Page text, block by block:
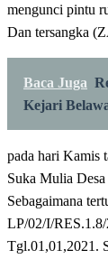
mengunci pintu
Dan tersangka
Baca Juga
Kejari
pada hari Kamis
Suka Mulia
Sebagaimana
LP/02/I/
Tgl.01,01,2021.